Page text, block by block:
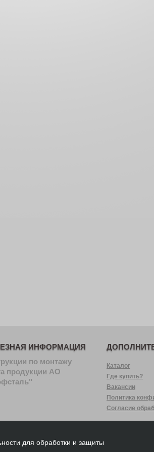
ИНФОРМАЦИЯ
по монтажу
продукции АО
Каталог
Где купить?
Вакансии
Политика
Согласие
для обработки и защиты